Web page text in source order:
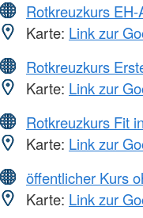
Rotkreuzkurs
Karte: Link zur
Rotkreuzkurs
Karte: Link zur
Rotkreuzkurs Fit
Karte: Link zur
öffentlicher Kurs
Karte: Link zur